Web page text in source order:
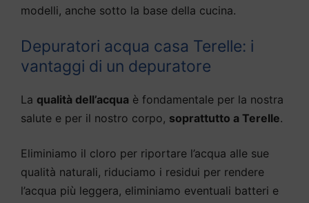
modelli, anche sotto la base della cucina.
Depuratori acqua casa Terelle: i
vantaggi di un depuratore
La qualità dell’acqua è fondamentale per la nostra
salute e per il nostro corpo, soprattutto a Terelle.
Eliminiamo il cloro per riportare l’acqua alle sue
qualità naturali, riduciamo i residui per rendere
l’acqua più leggera, eliminiamo eventuali batteri e